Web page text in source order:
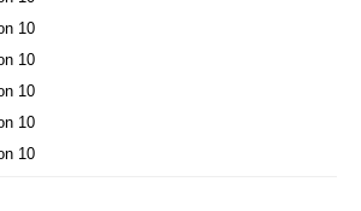
10
10
10
10
10